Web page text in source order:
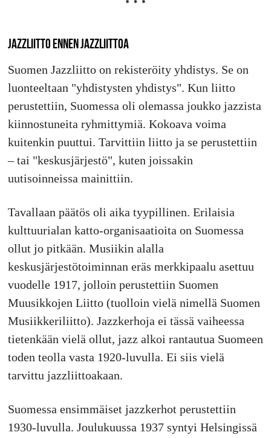
JAZZLIITTO ENNEN JAZZLIITTOA
Suomen Jazzliitto on rekisteröity yhdistys. Se on
luonteeltaan "yhdistysten yhdistys". Kun liitto
perustettiin, Suomessa oli olemassa joukko jazzista
kiinnostuneita ryhmittymiä. Kokoava voima
kuitenkin puuttui. Tarvittiin liitto ja se perustettiin
– tai "keskusjärjestö", kuten joissakin
uutisoinneissa mainittiin.
Tavallaan päätös oli aika tyypillinen. Erilaisia
kulttuurialan katto-organisaatioita on Suomessa
ollut jo pitkään. Musiikin alalla
keskusjärjestötoiminnan eräs merkkipaalu asettuu
vuodelle 1917, jolloin perustettiin Suomen
Muusikkojen Liitto (tuolloin vielä nimellä Suomen
Musiikkeriliitto). Jazzkerhoja ei tässä vaiheessa
tietenkään vielä ollut, jazz alkoi rantautua Suomeen
toden teolla vasta 1920-luvulla. Ei siis vielä
tarvittu jazzliittoakaan.
Suomessa ensimmäiset jazzkerhot perustettiin
1930-luvulla. Joulukuussa 1937 syntyi Helsingissä